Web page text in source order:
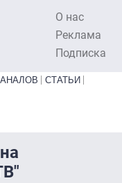
О нас
Реклама
Подписка
СТАТЬИ